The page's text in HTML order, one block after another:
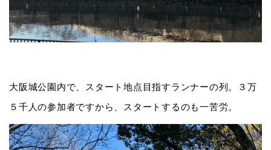
大阪城公園内で、スタート地点目指すランナーの列。３万
５千人の参加者ですから、スタートするのも一苦労。